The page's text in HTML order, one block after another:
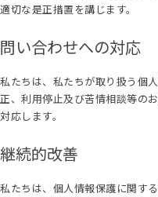
適切な是正措置を講じます。
問い合わせへの対応
私たちは、私たちが取り扱う個
正、利用停止及び苦情相談等の
対応します。
継続的改善
私たちは、個人情報保護に関す